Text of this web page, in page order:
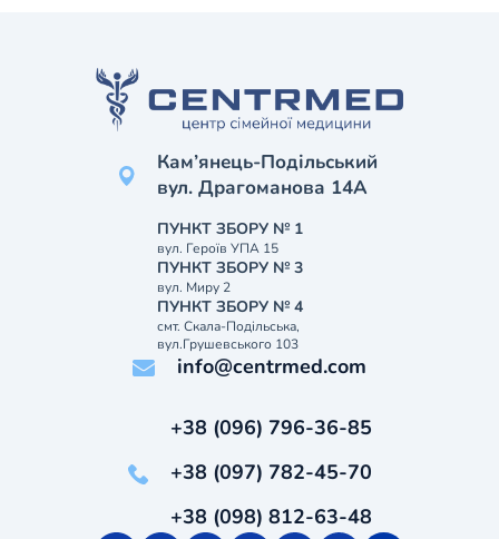
Кам’янець-Подільський
вул. Драгоманова 14А
ПУНКТ ЗБОРУ № 1
вул. Героїв УПА 15
ПУНКТ ЗБОРУ № 3
вул. Миру 2
ПУНКТ ЗБОРУ № 4
смт. Скала-Подільська,
вул.Грушевського 103
info@centrmed.com
+38 (096) 796-36-85
+38 (097) 782-45-70
+38 (098) 812-63-48